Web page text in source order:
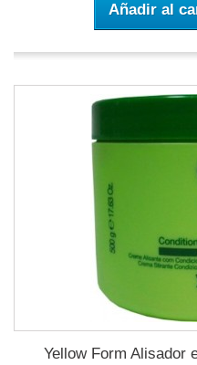
Añadir al
Yellow Form Alisador